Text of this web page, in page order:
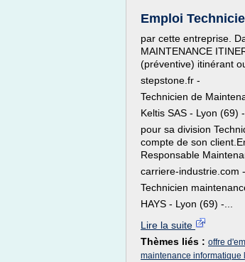
Emploi
par cette entreprise.
MAINTENANCE
(préventive) itinérant
stepstone.fr -
Technicien de
Keltis SAS - Lyon (69)
pour sa division
compte de son
Responsable
carriere-industrie.com -
Technicien
HAYS - Lyon (69) -...
Lire la suite
Thèmes liés : offre
maintenance informatique